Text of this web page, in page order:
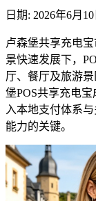
日期: 2026年6月10
卢森堡共享充电
景快速发展下，
厅、餐厅及旅游
堡POS共享充电
入本地支付体系
能力的关键。